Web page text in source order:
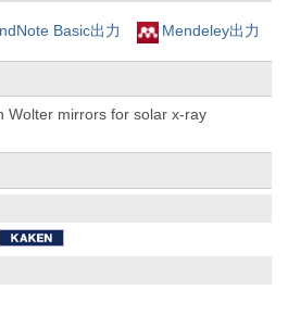
Basic出力 Mendeley出力
Wolter mirrors for solar x-ray